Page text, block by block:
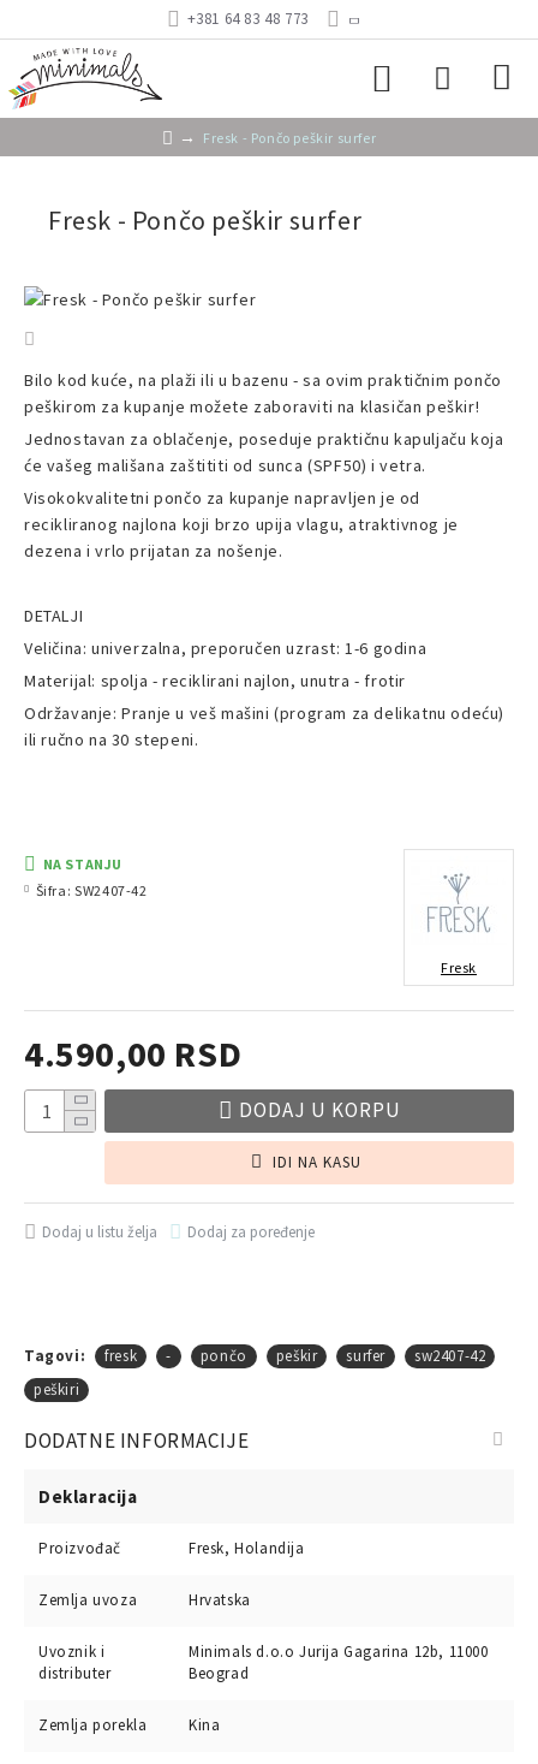
+381 64 83 48 773
Fresk - Pončo peškir surfer
Fresk - Pončo peškir surfer
Bilo kod kuće, na plaži ili u bazenu - sa ovim praktičnim pončo
peškirom za kupanje možete zaboraviti na klasičan peškir!
Jednostavan za oblačenje, poseduje praktičnu kapuljaču koja
će vašeg mališana zaštititi od sunca (SPF50) i vetra.
Visokokvalitetni pončo za kupanje napravljen je od
recikliranog najlona koji brzo upija vlagu, atraktivnog je
dezena i vrlo prijatan za nošenje.
DETALJI
Veličina: univerzalna, preporučen uzrast: 1-6 godina
Materijal: spolja - reciklirani najlon, unutra - frotir
Održavanje: Pranje u veš mašini (program za delikatnu odeću)
ili ručno na 30 stepeni.
4.590,00 RSD
NA STANJU
Šifra: SW2407-42
Fresk
DODAJ U KORPU
IDI NA KASU
Dodaj u listu želja Dodaj za poređenje
Tagovi: fresk - pončo peškir surfer
sw2407-42
peškiri
DODATNE INFORMACIJE
Deklaracija
Proizvođač Fresk, Holandija
Zemlja uvoza Hrvatska
Uvoznik i
distributer
Minimals d.o.o Jurija Gagarina 12b, 11000
Beograd
Zemlja porekla Kina